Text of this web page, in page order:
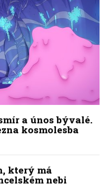
a únos bývalé.
kosmolesba
který má
nebi